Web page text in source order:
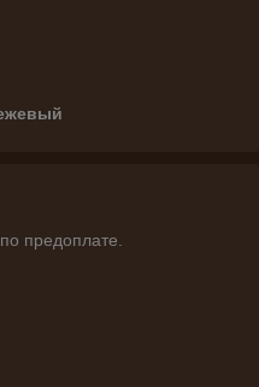
предоплате.